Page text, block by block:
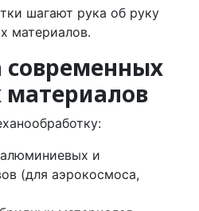
шагают рука об руку
материалов.
современных
и
(для аэрокосмоса,